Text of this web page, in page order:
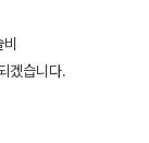
겠습니다.